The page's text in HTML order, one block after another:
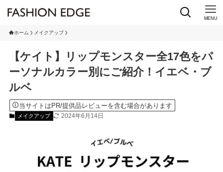
MENU
ホーム メイクアップ
【ケイト】リップモンスター全17色をパ
ーソナルカラー別にご紹介！イエベ・ブ
ルベ
当サイトはPR/提供品レビューを含む場合があります
メイクアップ 2024年6月14日